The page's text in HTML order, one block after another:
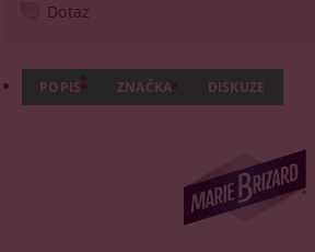
Dotaz
POPIS ZNAČKA DISKUZE